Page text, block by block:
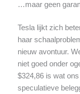
…maar geen
Tesla lijkt zich
haar
nieuw avontuur.
niet goed onder
$324,86 is wat
speculatieve